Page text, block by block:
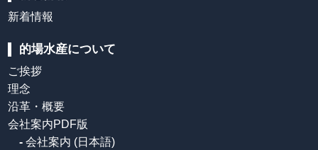
新着情報
的場水産について
ご挨拶
理念
沿革・概要
会社案内PDF版
- 会社案内 (日本語)